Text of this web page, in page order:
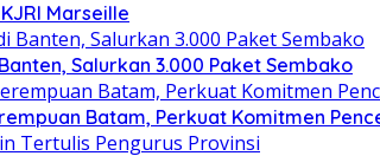
Marseille
Salurkan 3.000 Paket Sembako
Batam, Perkuat Komitmen